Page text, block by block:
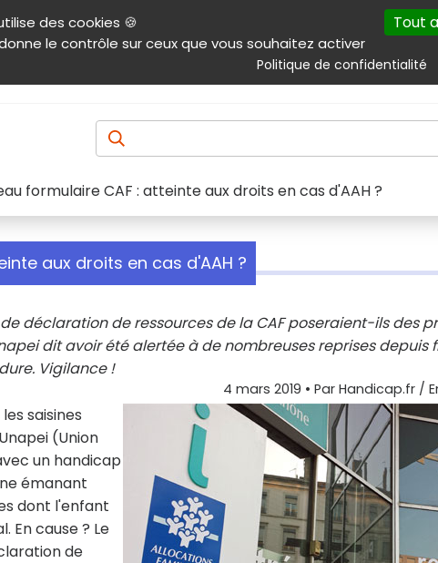
des cookies 🍪
le contrôle sur ceux que vous souhaitez activer
Tout
Politique de confidentialité
accessibilité Menu principal Autres
Produits & services Emploi Droit
formulaire CAF : atteinte aux droits en cas d'AAH ?
aux droits en cas d'AAH ?
déclaration de ressources de la CAF poseraient-ils des
dit avoir été alertée à de nombreuses reprises depuis
Vigilance !
4 mars 2019 • Par Handicap.fr /
saisines
(Union
un handicap
émanant
dont l'enfant
En cause ? Le
de